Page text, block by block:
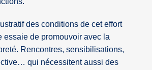
des conditions de cet effort
essaie de promouvoir avec la
Rencontres, sensibilisations,
qui nécessitent aussi des